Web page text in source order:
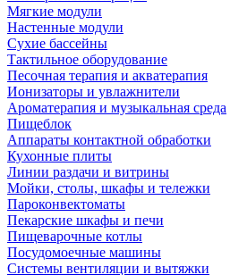
Мягкие модули
Настенные модули
Сухие бассейны
Тактильное оборудование
Песочная терапия и акватерапия
Ионизаторы и увлажнители
Ароматерапия и музыкальная среда
Пищеблок
Аппараты контактной обработки
Кухонные плиты
Линии раздачи и витрины
Мойки, столы, шкафы и тележки
Пароконвектоматы
Пекарские шкафы и печи
Пищеварочные котлы
Посудомоечные машины
Системы вентиляции и вытяжки